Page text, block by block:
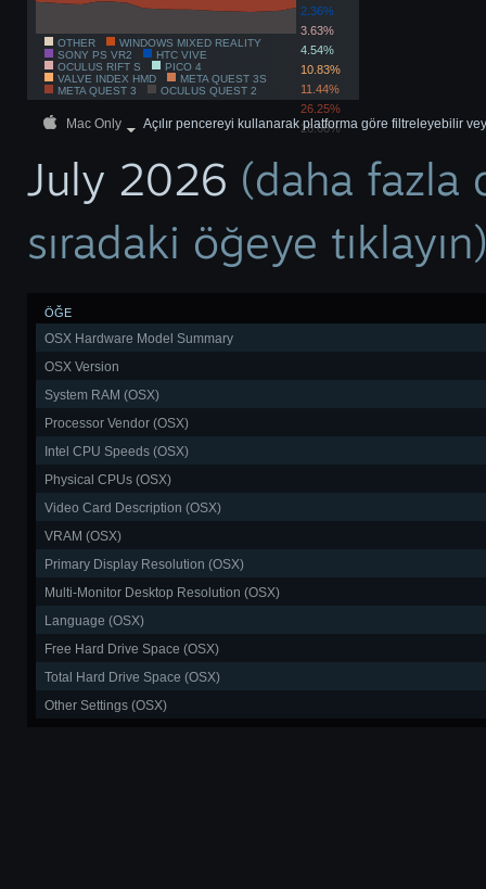
2.36%
3.63%
4.54%
10.83%
11.44%
26.25%
26.66%
OTHER
WINDOWS MIXED REALITY
SONY PS VR2
HTC VIVE
OCULUS RIFT S
PICO 4
VALVE INDEX HMD
META QUEST 3S
META QUEST 3
OCULUS QUEST 2
Mac Only Açılır pencereyi kullanarak platforma göre filtreleyebilir
July 2026 (daha fazla
sıradaki öğeye
ÖĞE
OSX Hardware Model Summary
OSX Version
System RAM (OSX)
Processor Vendor (OSX)
Intel CPU Speeds (OSX)
Physical CPUs (OSX)
Video Card Description (OSX)
VRAM (OSX)
Primary Display Resolution (OSX)
Multi-Monitor Desktop Resolution (OSX)
Language (OSX)
Free Hard Drive Space (OSX)
Total Hard Drive Space (OSX)
Other Settings (OSX)